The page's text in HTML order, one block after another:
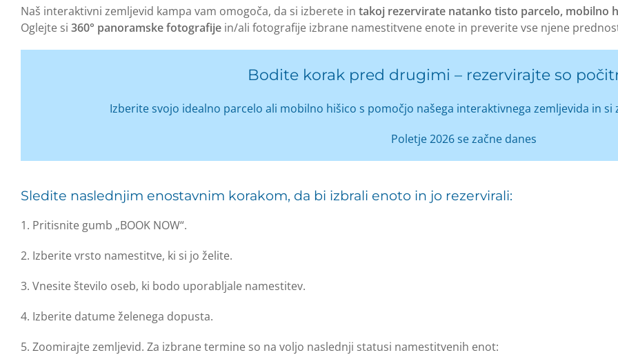
Naš interaktivni zemljevid kampa vam omogoča, da si izberete in takoj rezervirate natanko tisto parcelo, mobilno
Oglejte si 360° panoramske fotografije in/ali fotografije izbrane namestitvene enote in preverite vse njene
Bodite korak pred drugimi – rezervirajte so
Izberite svojo idealno parcelo ali mobilno hišico s pomočjo našega interaktivnega zemljevida in
Poletje 2026 se začne danes
Sledite naslednjim enostavnim korakom, da bi izbrali enoto in jo rezervirali:
1. Pritisnite gumb „BOOK NOW“.
2. Izberite vrsto namestitve, ki si jo želite.
3. Vnesite število oseb, ki bodo uporabljale namestitev.
4. Izberite datume želenega dopusta.
5. Zoomirajte zemljevid. Za izbrane termine so na voljo naslednji statusi namestitvenih enot: